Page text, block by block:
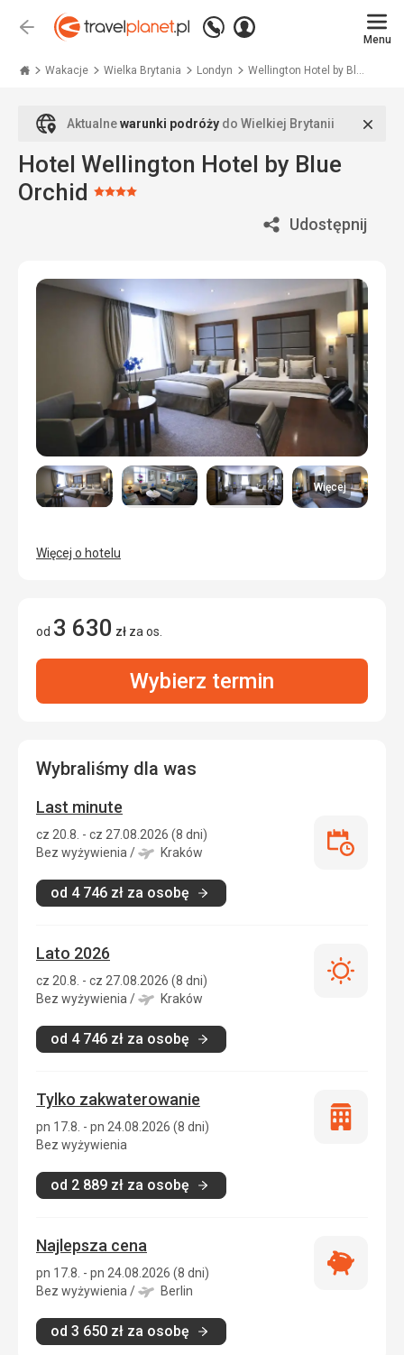
Wstecz
Zadzwoń
+48
771
Zaloguj
Menu
Wakacje Wielka Brytania Londyn Wellington Hotel by Bl...
Aktualnewarunki podróży do Wielkiej Brytanii
Hotel Wellington Hotel by Blue
Orchid Ocena:
Udostępnij
Więcej
Więcej o hotelu
od 3 630 zł za os.
Wybierz termin
Wybraliśmy dla was
Last minute
cz 20.8. - cz 27.08.2026 (8 dni)
Bez wyżywienia/ Kraków
od 4 746 zł za osobę
Last
Lato 2026
cz 20.8. - cz 27.08.2026 (8 dni)
Bez wyżywienia/ Kraków
od 4 746 zł za osobę
Lato
Tylko zakwaterowanie
pn 17.8. - pn 24.08.2026 (8 dni)
Bez wyżywienia
od 2 889 zł za osobę
Tylko
Najlepsza cena
pn 17.8. - pn 24.08.2026 (8 dni)
Bez wyżywienia/ Berlin
od 3 650 zł za osobę
Najlepsza